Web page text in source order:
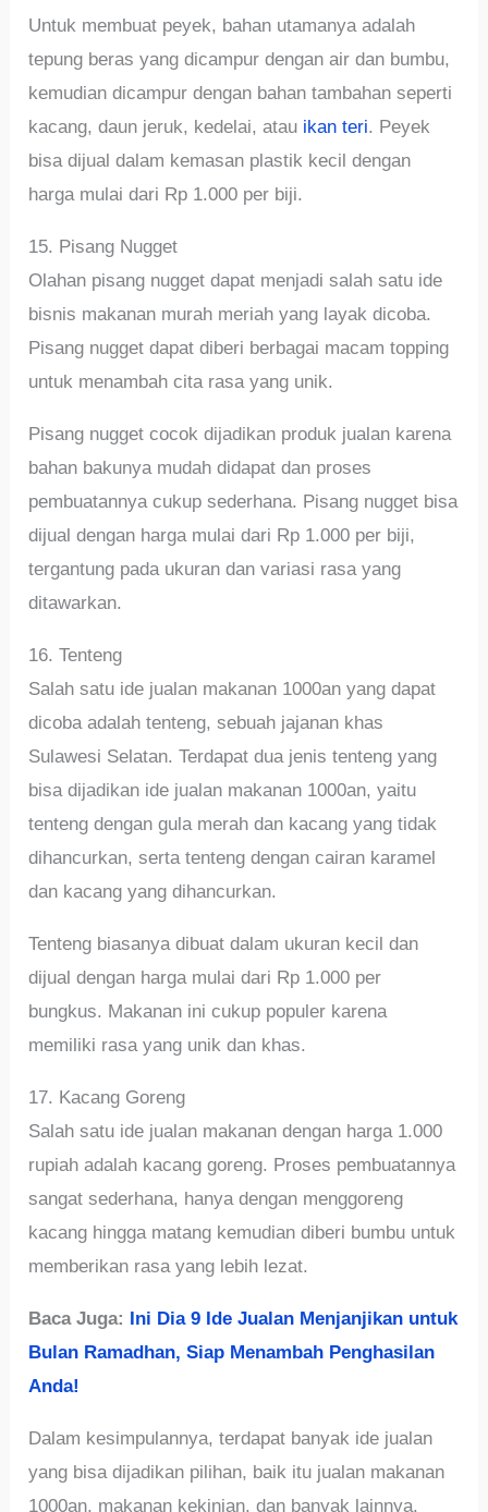
Untuk membuat peyek, bahan utamanya adalah
tepung beras yang dicampur dengan air dan bumbu,
kemudian dicampur dengan bahan tambahan seperti
kacang, daun jeruk, kedelai, atau ikan teri. Peyek
bisa dijual dalam kemasan plastik kecil dengan
harga mulai dari Rp 1.000 per biji.
15. Pisang Nugget
Olahan pisang nugget dapat menjadi salah satu ide
bisnis makanan murah meriah yang layak dicoba.
Pisang nugget dapat diberi berbagai macam topping
untuk menambah cita rasa yang unik.
Pisang nugget cocok dijadikan produk jualan karena
bahan bakunya mudah didapat dan proses
pembuatannya cukup sederhana. Pisang nugget bisa
dijual dengan harga mulai dari Rp 1.000 per biji,
tergantung pada ukuran dan variasi rasa yang
ditawarkan.
16. Tenteng
Salah satu ide jualan makanan 1000an yang dapat
dicoba adalah tenteng, sebuah jajanan khas
Sulawesi Selatan. Terdapat dua jenis tenteng yang
bisa dijadikan ide jualan makanan 1000an, yaitu
tenteng dengan gula merah dan kacang yang tidak
dihancurkan, serta tenteng dengan cairan karamel
dan kacang yang dihancurkan.
Tenteng biasanya dibuat dalam ukuran kecil dan
dijual dengan harga mulai dari Rp 1.000 per
bungkus. Makanan ini cukup populer karena
memiliki rasa yang unik dan khas.
17. Kacang Goreng
Salah satu ide jualan makanan dengan harga 1.000
rupiah adalah kacang goreng. Proses pembuatannya
sangat sederhana, hanya dengan menggoreng
kacang hingga matang kemudian diberi bumbu untuk
memberikan rasa yang lebih lezat.
Baca Juga:
Ini Dia 9 Ide Jualan Menjanjikan untuk
Bulan Ramadhan, Siap Menambah Penghasilan
Anda!
Dalam kesimpulannya, terdapat banyak ide jualan
yang bisa dijadikan pilihan, baik itu jualan makanan
1000an, makanan kekinian, dan banyak lainnya.